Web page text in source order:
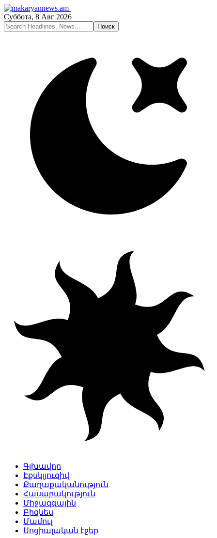
Суббота, 8 Авг 2026
Գլխավոր
Էքսկլյուզիվ
Քաղաքականություն
Հասարակություն
Միջազգային
Բիզնես
Մամուլ
Սոցիալական էջեր